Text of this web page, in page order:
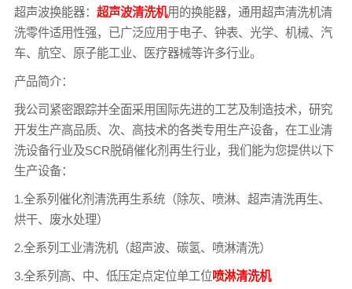
超声波换能器： 超声波清洗机用的换能器，通用超声清洗机清
洗零件适用性强，已广泛应用于电子、钟表、光学、机械、汽
车、航空、原子能工业、医疗器械等许多行业。
产品简介：
我公司紧密跟踪并全面采用国际先进的工艺及制造技术，研究
开发生产高品质、次、高技术的各类专用生产设备，在工业清
洗设备行业及SCR脱硝催化剂再生行业，我们能为您提供以下
生产设备：
1.全系列催化剂清洗再生系统（除灰、喷淋、超声清洗再生、
烘干、废水处理）
2.全系列工业清洗机（超声波、碳氢、喷淋清洗）
3.全系列高、中、低压定点定位单工位喷淋清洗机